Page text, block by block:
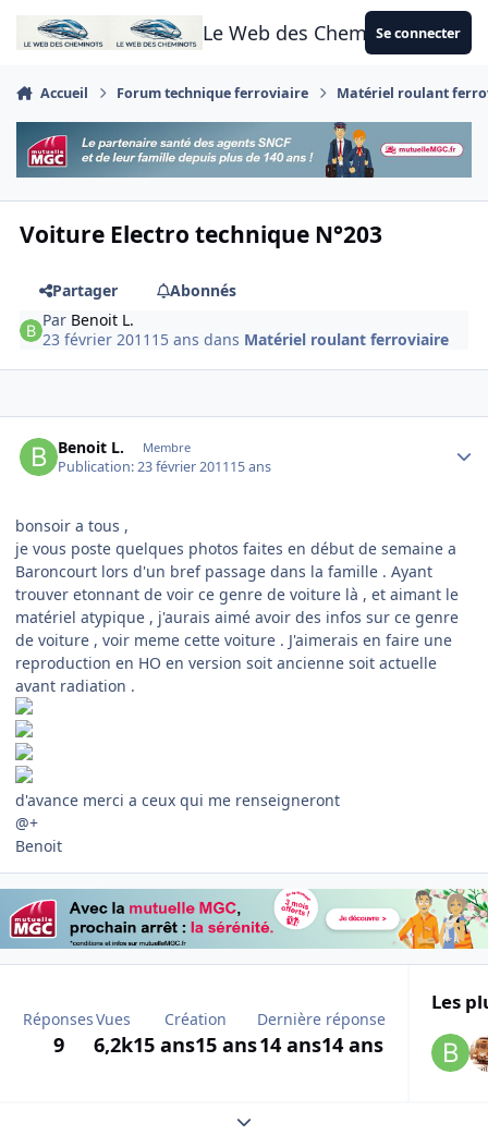
Aller au contenu
Le Web des CheminotsSe connecter
Accueil Forum technique ferroviaire Matériel roulant
Voiture Electro technique N°203
Partager
Abonnés
Par Benoit L.
23 février 2011 15 ans dans Matériel roulant ferroviaire
Benoit L. Membre
Publication:23 février 201115 ans
bonsoir a tous ,
je vous poste quelques photos faites en début de semaine a
Baroncourt lors d'un bref passage dans la famille . Ayant
trouver etonnant de voir ce genre de voiture là , et aimant le
matériel atypique , j'aurais aimé avoir des infos sur ce genre
de voiture , voir meme cette voiture . J'aimerais en faire une
reproduction en HO en version soit ancienne soit actuelle
avant radiation .
d'avance merci a ceux qui me renseigneront
@+
Benoit
Réponses
9
Vues
6,2k
Création
15 ans15 ans
Dernière réponse
14 ans14 ans
Les
Expand topic overview